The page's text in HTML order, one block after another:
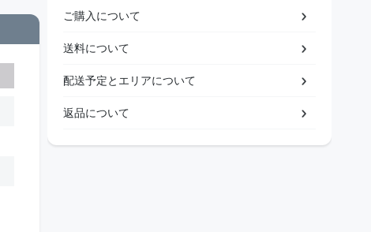
ご購入について
送料について
配送予定とエリアについて
返品について